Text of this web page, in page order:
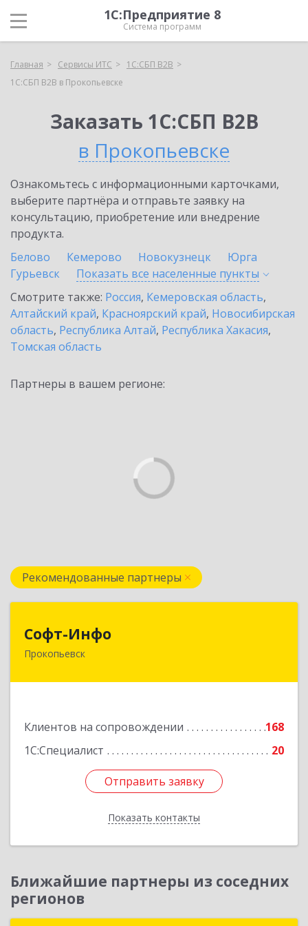
1С:Предприятие 8
Система программ
Главная Сервисы ИТС
1С:СБП B2B
1С:СБП B2B в Прокопьевске
Заказать 1С:СБП B2B
в Прокопьевске
Ознакомьтесь с информационными карточками,
выберите партнёра и отправьте заявку на
консультацию, приобретение или внедрение
продукта.
Белово
Кемерово Новокузнецк
Юрга
Гурьевск
Показать все населенные пункты
Смотрите также: Россия, Кемеровская область,
Алтайский край, Красноярский край, Новосибирская
область, Республика Алтай, Республика Хакасия,
Томская область
Партнеры в вашем регионе:
Рекомендованные партнеры
Софт-Инфо
Прокопьевск
Клиентов на сопровождении
168
1С:Специалист
20
Отправить заявку
Показать контакты
653039, Кемеровская область - Кузбасс,
Подробнее
Отправить заявку
Назад
Ближайшие партнеры из соседних
регионов